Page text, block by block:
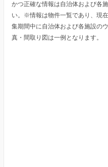
かつ正確な情報は自治体および各
い。※情報は物件一覧であり、現
集期間中に自治体および各施設の
真・間取り図は一例となります。